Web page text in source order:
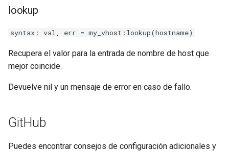
immutable
internal-redirect
ipset-access
jpeg
lookup
syntax: val, err = my_vhost:lookup(hostname)
Recupera el valor para la entrada de nombre de host que
mejor coincide.
Devuelve nil y un mensaje de error en caso de fallo.
GitHub
Puedes encontrar consejos de configuración adicionales y